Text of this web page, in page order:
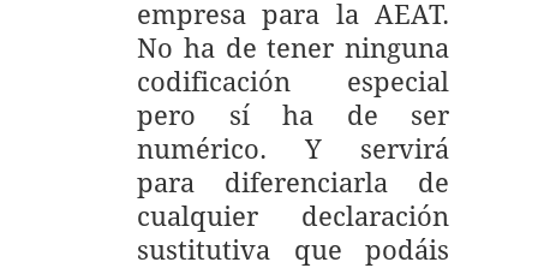
empresa para la AEAT.
No ha de tener ninguna
codificación especial
pero sí ha de ser
numérico. Y servirá
para diferenciarla de
cualquier declaración
sustitutiva que podáis